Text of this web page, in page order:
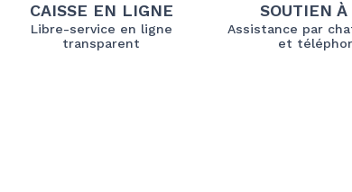
CAISSE EN LIGNE
Libre-service en ligne
transparent
SOUTIEN
Assistance par
et